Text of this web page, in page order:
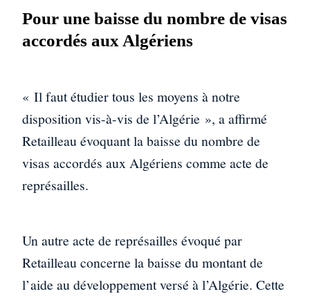
Pour une baisse du nombre de visas
accordés aux Algériens
« Il faut étudier tous les moyens à notre
disposition vis-à-vis de l’Algérie », a affirmé
Retailleau évoquant la baisse du nombre de
visas accordés aux Algériens comme acte de
représailles.
Un autre acte de représailles évoqué par
Retailleau concerne la baisse du montant de
l’aide au développement versé à l’Algérie. Cette